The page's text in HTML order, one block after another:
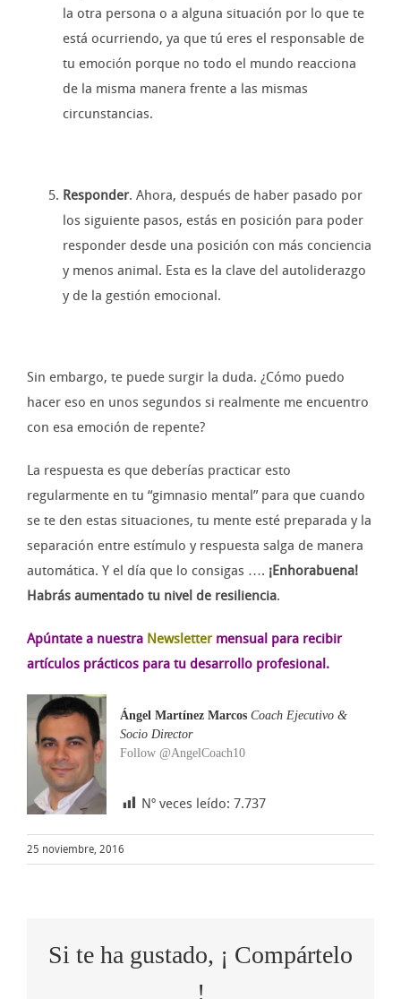
la otra persona o a alguna situación por lo que te
está ocurriendo, ya que tú eres el responsable de
tu emoción porque no todo el mundo reacciona
de la misma manera frente a las mismas
circunstancias.
Responder. Ahora, después de haber pasado por
los siguiente pasos, estás en posición para poder
responder desde una posición con más conciencia
y menos animal. Esta es la clave del autoliderazgo
y de la gestión emocional.
Sin embargo, te puede surgir la duda. ¿Cómo puedo
hacer eso en unos segundos si realmente me encuentro
con esa emoción de repente?
La respuesta es que deberías practicar esto
regularmente en tu “gimnasio mental” para que cuando
se te den estas situaciones, tu mente esté preparada y la
separación entre estímulo y respuesta salga de manera
automática. Y el día que lo consigas …. ¡Enhorabuena!
Habrás aumentado tu nivel de resiliencia.
Apúntate a nuestra Newslettermensual para recibir
artículos prácticos para tu desarrollo profesional.
Ángel Martínez Marcos Coach Ejecutivo &
Socio Director
Follow @AngelCoach10
Nº veces leído: 7.737
25 noviembre, 2016
Si te ha gustado, ¡ Compártelo
!